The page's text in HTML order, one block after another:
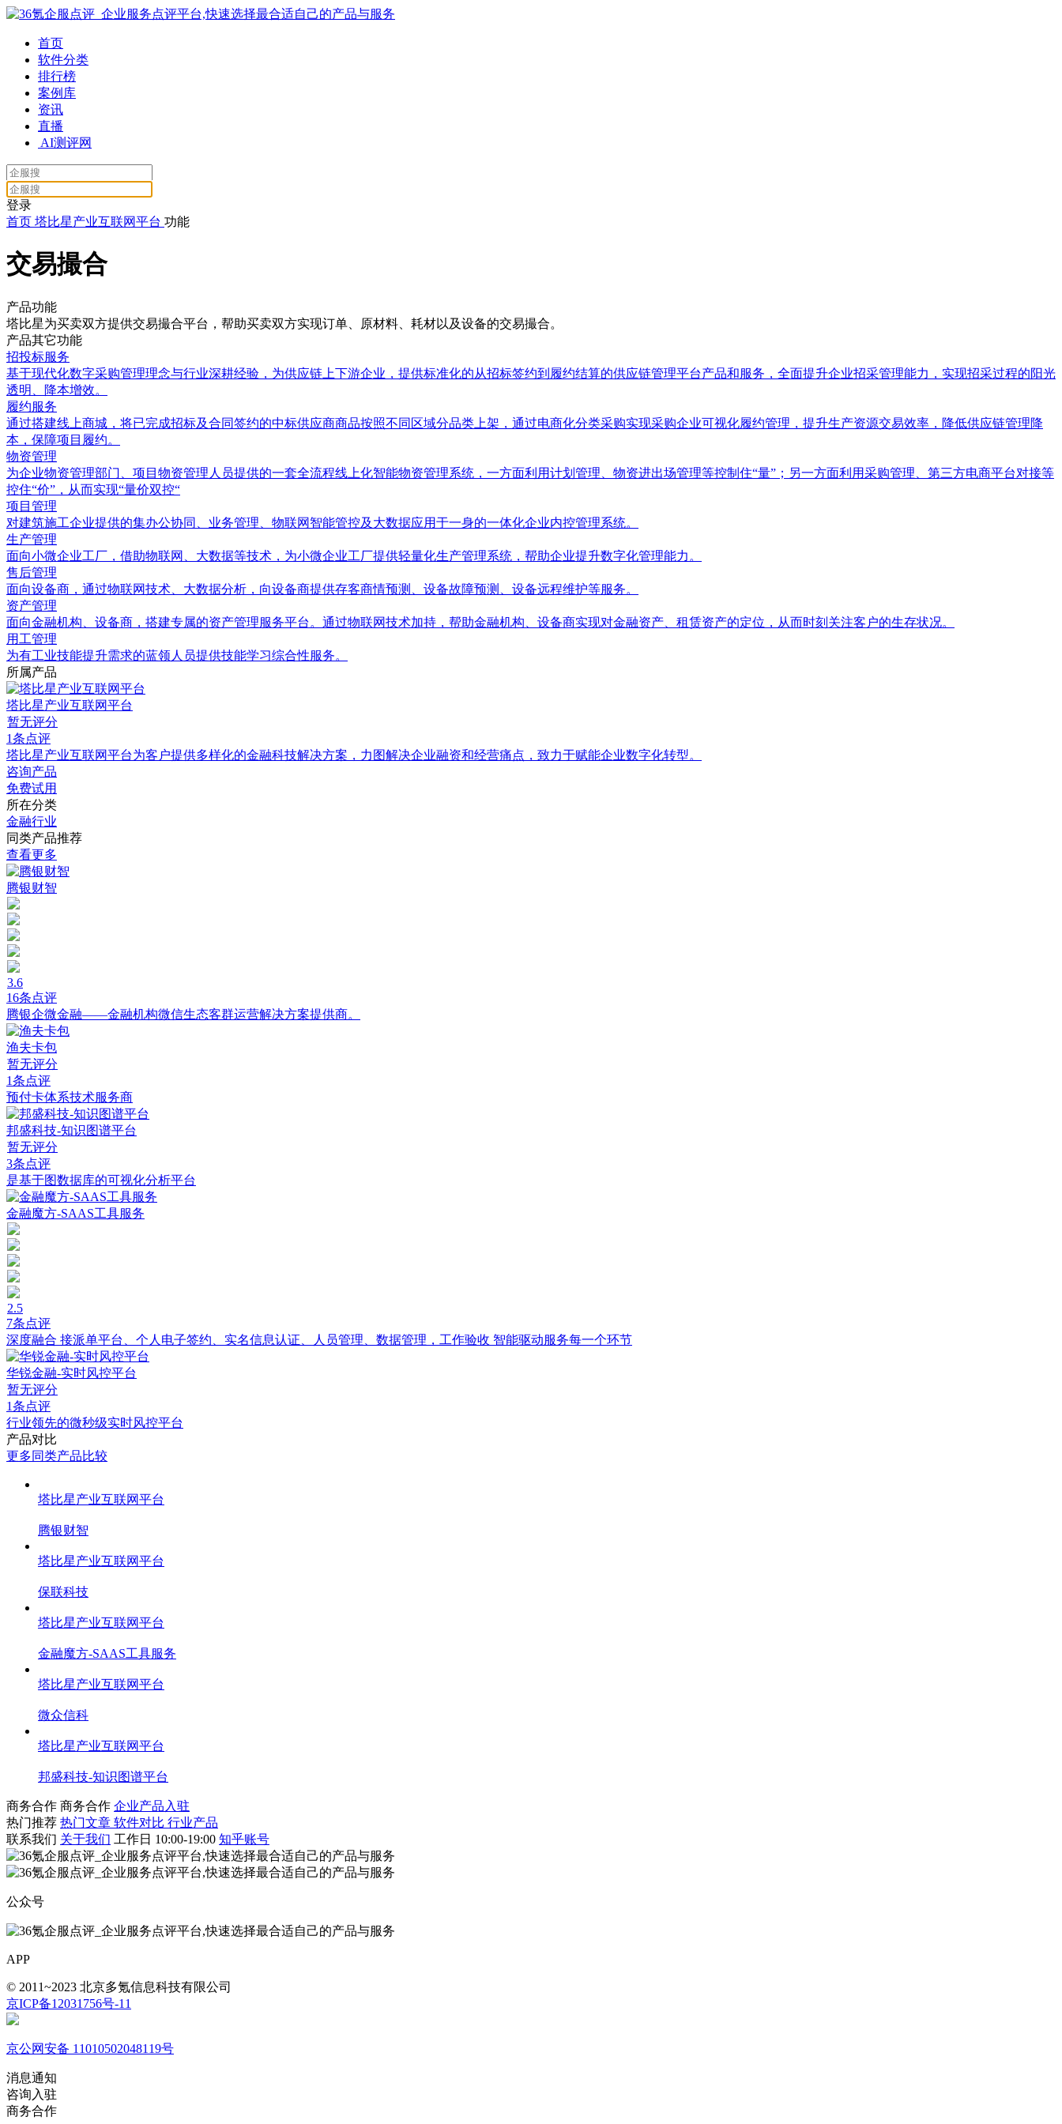
首页
软件分类
排行榜
案例库
资讯
直播
AI测评网
登录
首页 塔比星产业互联网平台 功能
交易撮合
产品功能
塔比星为买卖双方提供交易撮合平台，帮助买卖双方实现订单、原材料、耗材以及设备的交易撮合。
产品其它功能
招投标服务
基于现代化数字采购管理理念与行业深耕经验，为供应链上下游企业，提供标准化的从招标签约到履约结算的供应链管理平台产品和服务，全面提升企业招采管理能力，实现招采过程的阳光
透明、降本增效。
履约服务
通过搭建线上商城，将已完成招标及合同签约的中标供应商商品按照不同区域分品类上架，通过电商化分类采购实现采购企业可视化履约管理，提升生产资源交易效率，降低供应链管理降
本，保障项目履约。
物资管理
为企业物资管理部门、项目物资管理人员提供的一套全流程线上化智能物资管理系统，一方面利用计划管理、物资进出场管理等控制住“量”；另一方面利用采购管理、第三方电商平台对接等
控住“价”，从而实现“量价双控“
项目管理
对建筑施工企业提供的集办公协同、业务管理、物联网智能管控及大数据应用于一身的一体化企业内控管理系统。
生产管理
面向小微企业工厂，借助物联网、大数据等技术，为小微企业工厂提供轻量化生产管理系统，帮助企业提升数字化管理能力。
售后管理
面向设备商，通过物联网技术、大数据分析，向设备商提供存客商情预测、设备故障预测、设备远程维护等服务。
资产管理
面向金融机构、设备商，搭建专属的资产管理服务平台。通过物联网技术加持，帮助金融机构、设备商实现对金融资产、租赁资产的定位，从而时刻关注客户的生存状况。
用工管理
为有工业技能提升需求的蓝领人员提供技能学习综合性服务。
所属产品
塔比星产业互联网平台
暂无评分
1条点评
塔比星产业互联网平台为客户提供多样化的金融科技解决方案，力图解决企业融资和经营痛点，致力于赋能企业数字化转型。
咨询产品
免费试用
所在分类
金融行业
同类产品推荐
查看更多
腾银财智
3.6
16条点评
腾银企微金融——金融机构微信生态客群运营解决方案提供商。
渔夫卡包
暂无评分
1条点评
预付卡体系技术服务商
邦盛科技-知识图谱平台
暂无评分
3条点评
是基于图数据库的可视化分析平台
金融魔方-SAAS工具服务
2.5
7条点评
深度融合 接派单平台、个人电子签约、实名信息认证、人员管理、数据管理，工作验收 智能驱动服务每一个环节
华锐金融-实时风控平台
暂无评分
1条点评
行业领先的微秒级实时风控平台
产品对比
更多同类产品比较
塔比星产业互联网平台
腾银财智
塔比星产业互联网平台
保联科技
塔比星产业互联网平台
金融魔方-SAAS工具服务
塔比星产业互联网平台
微众信科
塔比星产业互联网平台
邦盛科技-知识图谱平台
商务合作 商务合作 企业产品入驻
热门推荐 热门文章 软件对比 行业产品
联系我们 关于我们 工作日 10:00-19:00 知乎账号
公众号
APP
© 2011~2023 北京多氪信息科技有限公司
京ICP备12031756号-11
京公网安备 11010502048119号
消息通知
咨询入驻
商务合作